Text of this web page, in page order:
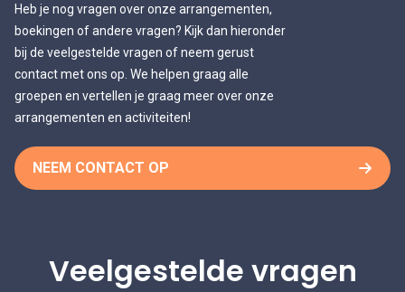
Heb je nog vragen over onze arrangementen,
boekingen of andere vragen? Kijk dan hieronder
bij de veelgestelde vragen of neem gerust
contact met ons op. We helpen graag alle
groepen en vertellen je graag meer over onze
arrangementen en activiteiten!
NEEM CONTACT OP
Veelgestelde vragen